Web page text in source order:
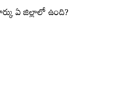
ఏ జిల్లాలో ఉంది?